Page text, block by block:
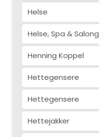
Helse
Helse, Spa & Salong
Henning Koppel
Hettegensere
Hettegensere
Hettejakker